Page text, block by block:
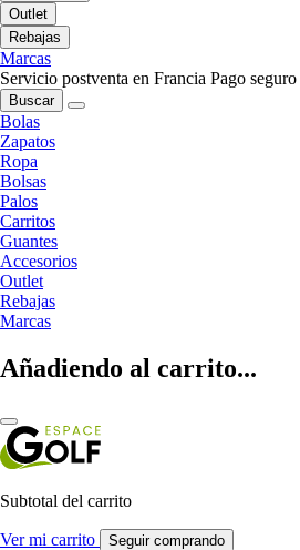
Outlet
Rebajas
Marcas
Servicio postventa en Francia Pago seguro
Buscar
Bolas
Zapatos
Ropa
Bolsas
Palos
Carritos
Guantes
Accesorios
Outlet
Rebajas
Marcas
Añadiendo al carrito...
Subtotal del carrito
Ver mi carrito Seguir comprando